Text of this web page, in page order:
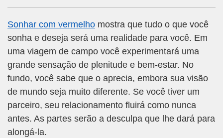
Sonhar com vermelho mostra que tudo o que você
sonha e deseja será uma realidade para você. Em
uma viagem de campo você experimentará uma
grande sensação de plenitude e bem-estar. No
fundo, você sabe que o aprecia, embora sua visão
de mundo seja muito diferente. Se você tiver um
parceiro, seu relacionamento fluirá como nunca
antes. As partes serão a desculpa que lhe dará para
alongá-la.